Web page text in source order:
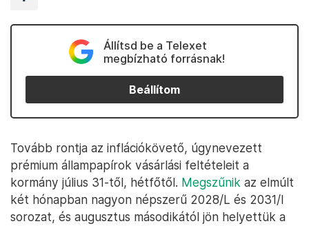
Állítsd be a Telexet
megbízható forrásnak!
Beállítom
Tovább rontja az inflációkövető, úgynevezett
prémium állampapírok vásárlási feltételeit a
kormány július 31-től, hétfőtől. Megszűnik az elmúlt
két hónapban nagyon népszerű 2028/L és 2031/I
sorozat, és augusztus másodikától jön helyettük a